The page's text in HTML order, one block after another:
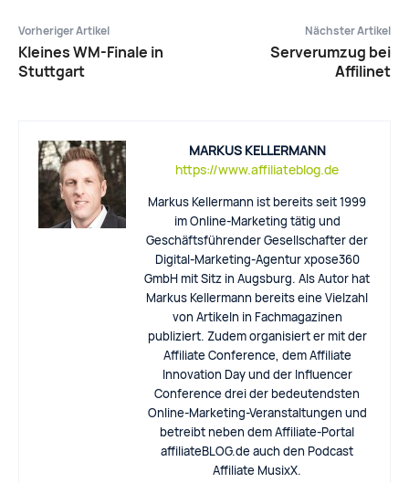
Vorheriger Artikel
Kleines WM-Finale in
Stuttgart
Nächster Artikel
Serverumzug bei
Affilinet
MARKUS KELLERMANN
https://www.affiliateblog.de
Markus Kellermann ist bereits seit 1999
im Online-Marketing tätig und
Geschäftsführender Gesellschafter der
Digital-Marketing-Agentur xpose360
GmbH mit Sitz in Augsburg. Als Autor hat
Markus Kellermann bereits eine Vielzahl
von Artikeln in Fachmagazinen
publiziert. Zudem organisiert er mit der
Affiliate Conference, dem Affiliate
Innovation Day und der Influencer
Conference drei der bedeutendsten
Online-Marketing-Veranstaltungen und
betreibt neben dem Affiliate-Portal
affiliateBLOG.de auch den Podcast
Affiliate MusixX.